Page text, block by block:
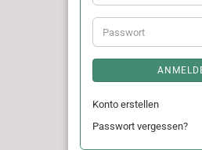
Mail-
Adresse
Passwort
Konto erstellen
Passwort vergessen?